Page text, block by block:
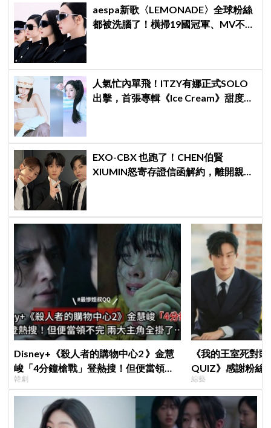
aespa新歌〈LEMONADE〉全球粉絲
都被洗腦了！橫掃19國冠軍、MV不到
人氣忙內單飛！ITZY有娜正式SOLO
出擊，首張專輯《Ice Cream》甜度爆
EXO-CBX 也跑了！CHEN伯賢
XIUMIN怒寄存證信函解約，離開親手
Disney+《殺人者的購物中心2 》金慧
峻「4分鐘槍戰」登熱搜！但便當領不
完兩大主角全掛了⋯
韓劇
《我的王室死對
QUIZ》感謝粉絲
在錫前輩，我真
綜藝